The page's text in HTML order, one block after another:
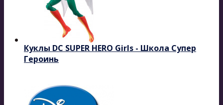
Куклы DC SUPER HERO Girls - Школа Супер
Героинь